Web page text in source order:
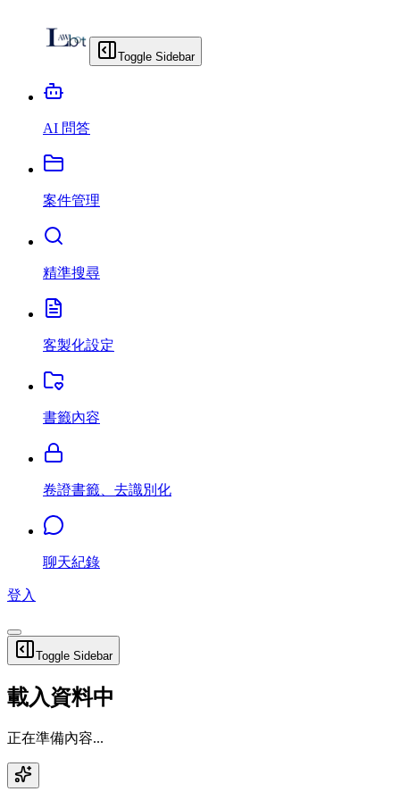
Toggle Sidebar
AI 問答
案件管理
精準搜尋
客製化設定
書籤內容
卷證書籤、去識別化
聊天紀錄
登入
Toggle Sidebar
載入資料中
正在準備內容...